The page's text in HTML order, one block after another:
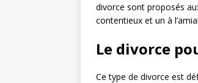
divorce sont proposés
contentieux et un à
Le divorce
Ce type de divorce est